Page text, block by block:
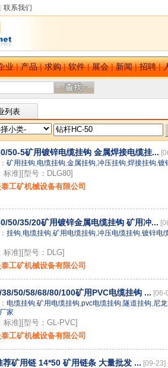
联系我们
业|产品|求购|软件|展会|新闻|招聘|
列表
50-5矿用镀锌电缆挂钩 金属焊接电缆挂...
： 矿用挂钩,电缆挂钩,金属挂钩,冲压挂钩,焊接挂钩,镀
标准][型号：DLG80]
工矿机械设备有限公司
50/35/20矿用镀锌金属电缆挂钩 矿用冲...
： 挂钩,电缆挂钩,矿用电缆挂钩,冲压电缆挂钩,镀锌电
标准][型号：DLG]
工矿机械设备有限公司
38/50/58/68/80/100矿用PVC电缆挂钩 ... [06-
： 电缆挂钩,矿用电缆挂钩,pvc电缆挂钩,隧道挂钩,尼
家
标准][型号：GL-PVC]
工矿机械设备有限公司
荐矿用链 14*50 矿用链条 大量批发 ... [09-23]